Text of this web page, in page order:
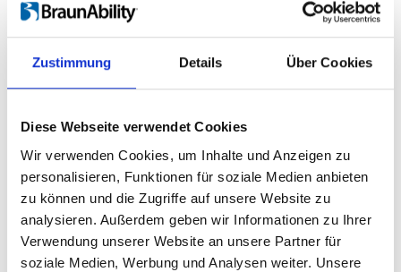
Zustimmung Details Über Cookies
Diese Webseite verwendet Cookies
Wir verwenden Cookies, um Inhalte und Anzeigen zu
personalisieren, Funktionen für soziale Medien anbieten
zu können und die Zugriffe auf unsere Website zu
analysieren. Außerdem geben wir Informationen zu Ihrer
Verwendung unserer Website an unsere Partner für
soziale Medien, Werbung und Analysen weiter. Unsere